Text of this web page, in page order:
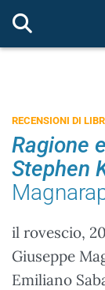
RECENSIONI DI
Ragione
Stephen
il rovescio,
Giuseppe
Emiliano